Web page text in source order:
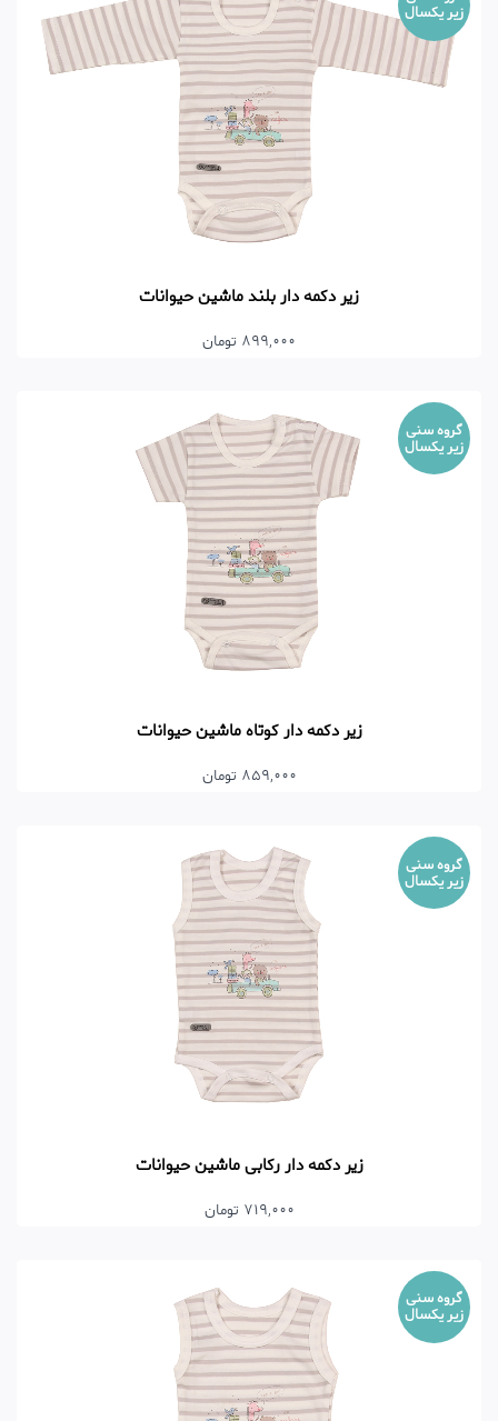
زیر یکسال
زیر دکمه دار بلند ماشین حیوانات
899,000 تومان
گروه سنی
زیر یکسال
زیر دکمه دار کوتاه ماشین حیوانات
859,000 تومان
گروه سنی
زیر یکسال
زیر دکمه دار رکابی ماشین حیوانات
719,000 تومان
گروه سنی
زیر یکسال